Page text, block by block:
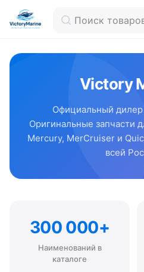
Victory
Официальный
Оригинальные запчасти
Mercury, MerCruiser и
всей
300 000+
Наименований в
каталоге